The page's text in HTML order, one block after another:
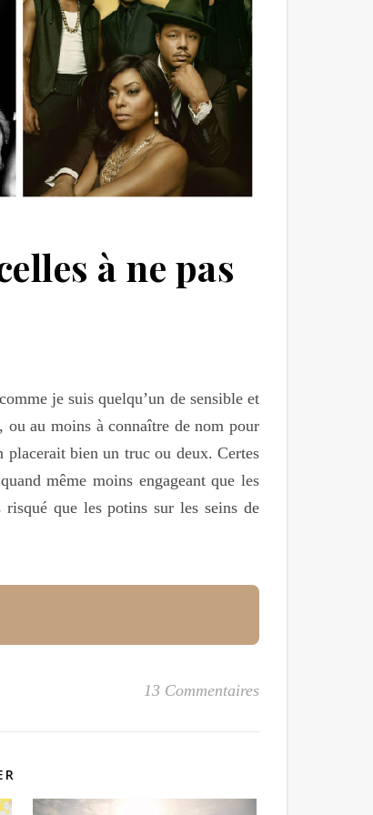
à ne pas
je suis quelqu’un de sensible et
ou au moins à connaître de nom pour
placerait bien un truc ou deux. Certes
même moins engageant que les
que les potins sur les seins de
13 Commentaires